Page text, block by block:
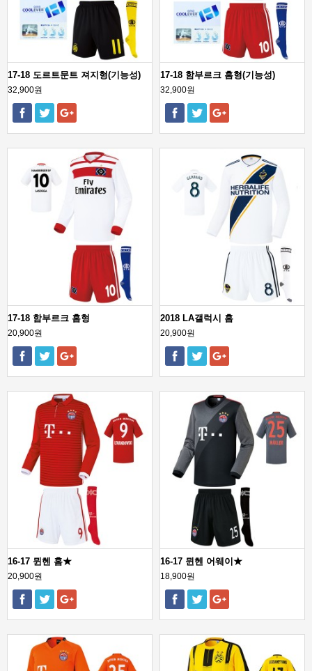
17-18 도르트문트 져지형(기능성)
32,900원
17-18 함부르크 홈형(기능성)
32,900원
17-18 함부르크 홈형
20,900원
2018 LA갤럭시 홈
20,900원
16-17 뮌헨 홈★
20,900원
16-17 뮌헨 어웨이★
18,900원